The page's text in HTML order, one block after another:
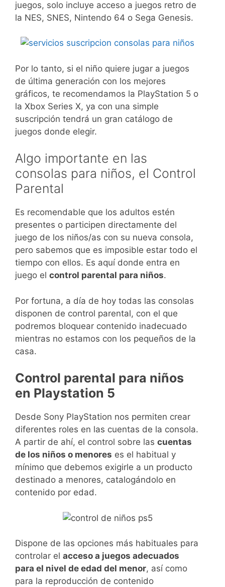
juegos, solo incluye acceso a juegos retro de
la NES, SNES, Nintendo 64 o Sega Genesis.
Por lo tanto, si el niño quiere jugar a juegos
de última generación con los mejores
gráficos, te recomendamos la PlayStation 5 o
la Xbox Series X, ya con una simple
suscripción tendrá un gran catálogo de
juegos donde elegir.
Algo importante en las
consolas para niños, el Control
Parental
Es recomendable que los adultos estén
presentes o participen directamente del
juego de los niños/as con su nueva consola,
pero sabemos que es imposible estar todo el
tiempo con ellos. Es aquí donde entra en
juego el control parental para niños.
Por fortuna, a día de hoy todas las consolas
disponen de control parental, con el que
podremos bloquear contenido inadecuado
mientras no estamos con los pequeños de la
casa.
Control parental para niños
en Playstation 5
Desde Sony PlayStation nos permiten crear
diferentes roles en las cuentas de la consola.
A partir de ahí, el control sobre las cuentas
de los niños o menores es el habitual y
mínimo que debemos exigirle a un producto
destinado a menores, catalogándolo en
contenido por edad.
Dispone de las opciones más habituales para
controlar el acceso a juegos adecuados
para el nivel de edad del menor, así como
para la reproducción de contenido